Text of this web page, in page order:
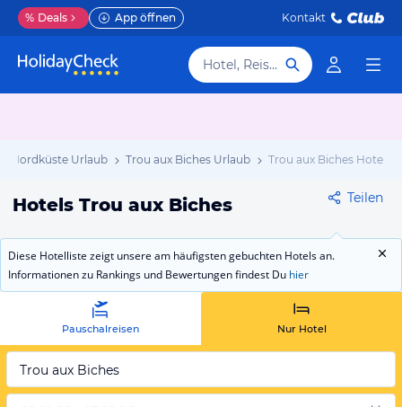
% Deals App öffnen Kontakt
Hotel, Reiseziel
Nordküste Urlaub Trou aux Biches Urlaub Trou aux Biches Hotels
Hotels Trou aux Biches Teilen
Diese Hotelliste zeigt unsere am häufigsten gebuchten Hotels an.
Informationen zu Rankings und Bewertungen findest Du hier
Pauschalreisen Nur Hotel
Trou aux Biches